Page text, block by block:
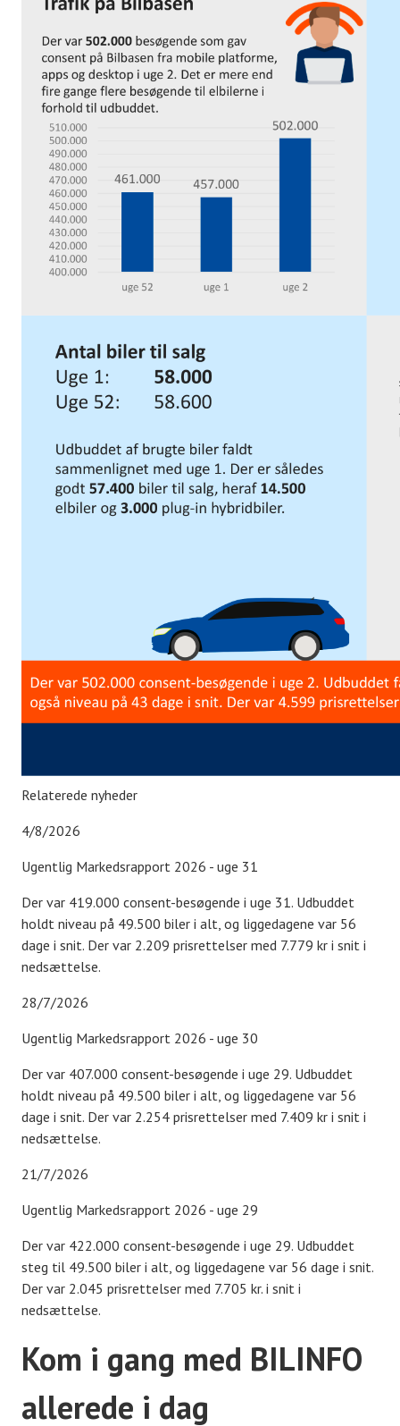
Relaterede nyheder
4/8/2026
Ugentlig Markedsrapport 2026 - uge 31
Der var 419.000 consent-besøgende i uge 31. Udbuddet
holdt niveau på 49.500 biler i alt, og liggedagene var 56
dage i snit. Der var 2.209 prisrettelser med 7.779 kr i snit i
nedsættelse.
28/7/2026
Ugentlig Markedsrapport 2026 - uge 30
Der var 407.000 consent-besøgende i uge 29. Udbuddet
holdt niveau på 49.500 biler i alt, og liggedagene var 56
dage i snit. Der var 2.254 prisrettelser med 7.409 kr i snit i
nedsættelse.
21/7/2026
Ugentlig Markedsrapport 2026 - uge 29
Der var 422.000 consent-besøgende i uge 29. Udbuddet
steg til 49.500 biler i alt, og liggedagene var 56 dage i snit.
Der var 2.045 prisrettelser med 7.705 kr. i snit i
nedsættelse.
Kom i gang med BILINFO
allerede i dag